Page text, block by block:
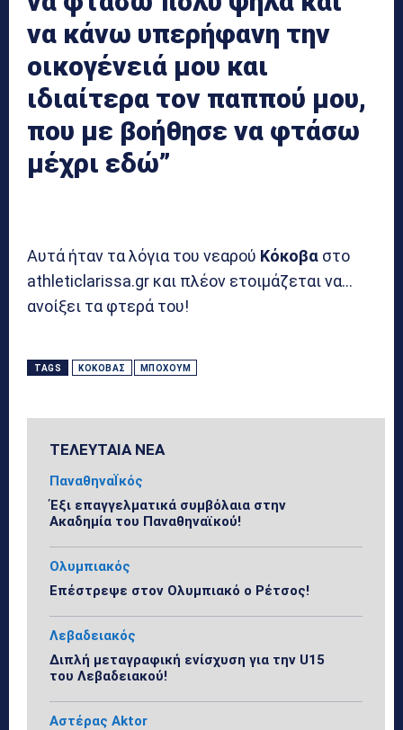
να κάνω υπερήφανη την
οικογένειά μου και
ιδιαίτερα τον παππού μου,
που με βοήθησε να φτάσω
μέχρι εδώ”
Αυτά ήταν τα λόγια του νεαρού Κόκοβα στο
athleticlarissa.gr και πλέον ετοιμάζεται να…
ανοίξει τα φτερά του!
TAGS ΚΌΚΟΒΑΣ ΜΠΌΧΟΥΜ
ΤΕΛΕΥΤΑΙΑ ΝΕΑ
ΠαναθηναΪκός
Έξι επαγγελματικά συμβόλαια στην
Ακαδημία του Παναθηναϊκού!
Ολυμπιακός
Επέστρεψε στον Ολυμπιακό ο Ρέτσος!
Λεβαδειακός
Διπλή μεταγραφική ενίσχυση για την U15
του Λεβαδειακού!
Αστέρας Aktor